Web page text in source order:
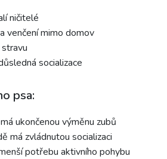
ničitelé
venčení mimo domov
socializace
psa:
ukončenou výměnu zubů
má zvládnutou socializaci
potřebu aktivního pohybu